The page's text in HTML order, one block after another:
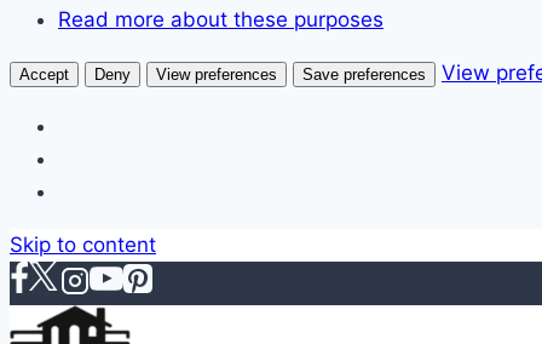
Read more about these purposes
Accept Deny View preferences Save preferences View
Skip to content